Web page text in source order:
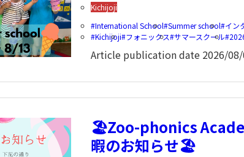
Kichijoji
International School Summer school イン
Kichijoji フォニックス サマースクール
Article publication date 2026/
🏖️Zoo-phonics
暇のお知らせ🏖️